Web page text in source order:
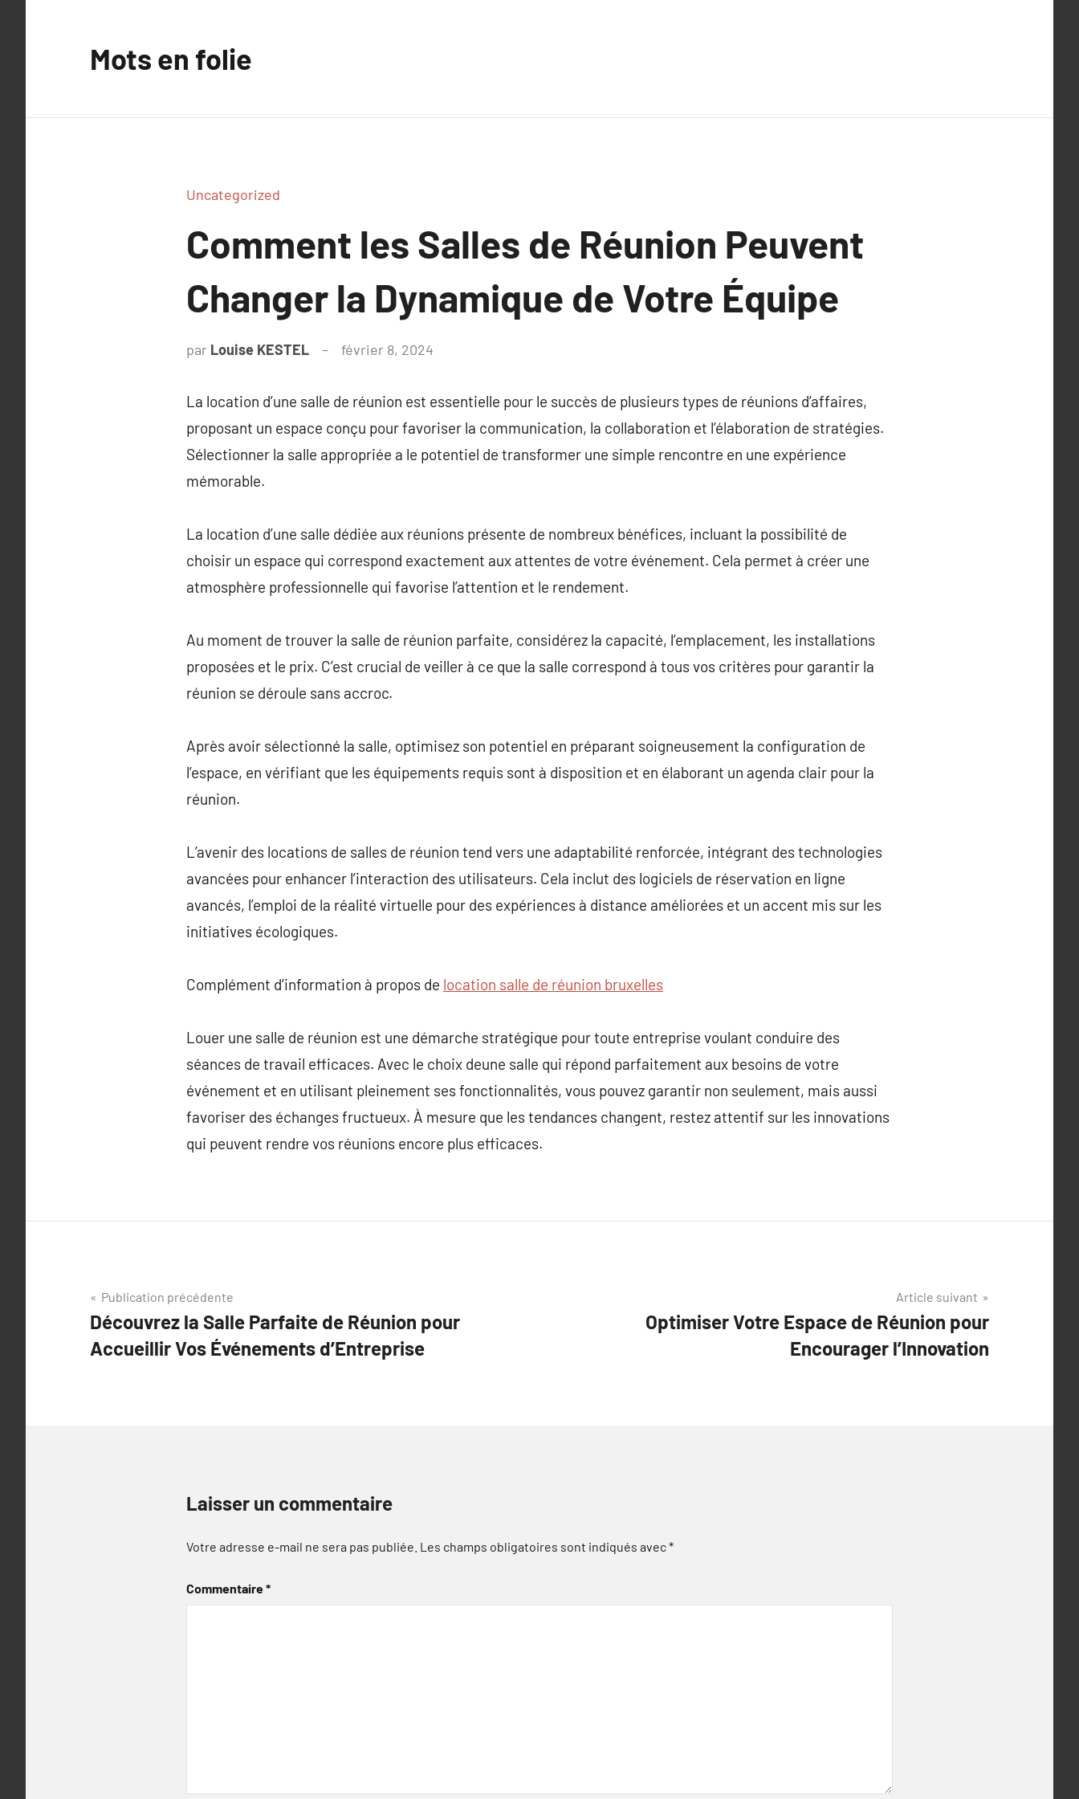
Mots en folie
Uncategorized
Comment les Salles de Réunion Peuvent
Changer la Dynamique de Votre Équipe
par Louise KESTEL février 8, 2024
La location d’une salle de réunion est essentielle pour le succès de plusieurs types de réunions d’affaires,
proposant un espace conçu pour favoriser la communication, la collaboration et l’élaboration de stratégies.
Sélectionner la salle appropriée a le potentiel de transformer une simple rencontre en une expérience
mémorable.
La location d’une salle dédiée aux réunions présente de nombreux bénéfices, incluant la possibilité de
choisir un espace qui correspond exactement aux attentes de votre événement. Cela permet à créer une
atmosphère professionnelle qui favorise l’attention et le rendement.
Au moment de trouver la salle de réunion parfaite, considérez la capacité, l’emplacement, les installations
proposées et le prix. C’est crucial de veiller à ce que la salle correspond à tous vos critères pour garantir la
réunion se déroule sans accroc.
Après avoir sélectionné la salle, optimisez son potentiel en préparant soigneusement la configuration de
l’espace, en vérifiant que les équipements requis sont à disposition et en élaborant un agenda clair pour la
réunion.
L’avenir des locations de salles de réunion tend vers une adaptabilité renforcée, intégrant des technologies
avancées pour enhancer l’interaction des utilisateurs. Cela inclut des logiciels de réservation en ligne
avancés, l’emploi de la réalité virtuelle pour des expériences à distance améliorées et un accent mis sur les
initiatives écologiques.
Complément d’information à propos de location salle de réunion bruxelles
Louer une salle de réunion est une démarche stratégique pour toute entreprise voulant conduire des
séances de travail efficaces. Avec le choix deune salle qui répond parfaitement aux besoins de votre
événement et en utilisant pleinement ses fonctionnalités, vous pouvez garantir non seulement, mais aussi
favoriser des échanges fructueux. À mesure que les tendances changent, restez attentif sur les innovations
qui peuvent rendre vos réunions encore plus efficaces.
Navigation
de
l’article
Publication précédente
Découvrez la Salle Parfaite de Réunion pour
Accueillir Vos Événements d’Entreprise
Article suivant
Optimiser Votre Espace de Réunion pour
Encourager l’Innovation
Laisser un commentaire
Votre adresse e-mail ne sera pas publiée. Les champs obligatoires sont indiqués avec*
Commentaire*